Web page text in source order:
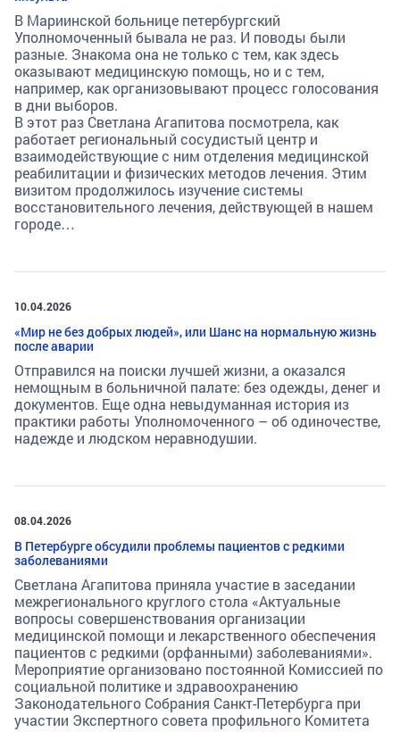
В Мариинской больнице петербургский
Уполномоченный бывала не раз. И поводы были
разные. Знакома она не только с тем, как здесь
оказывают медицинскую помощь, но и с тем,
например, как организовывают процесс голосования
в дни выборов.
В этот раз Светлана Агапитова посмотрела, как
работает региональный сосудистый центр и
взаимодействующие с ним отделения медицинской
реабилитации и физических методов лечения. Этим
визитом продолжилось изучение системы
восстановительного лечения, действующей в нашем
городе…
10.04.2026
«Мир не без добрых людей», или Шанс на нормальную жизнь
после аварии
Отправился на поиски лучшей жизни, а оказался
немощным в больничной палате: без одежды, денег и
документов. Еще одна невыдуманная история из
практики работы Уполномоченного – об одиночестве,
надежде и людском неравнодушии.
08.04.2026
В Петербурге обсудили проблемы пациентов с редкими
заболеваниями
Светлана Агапитова приняла участие в заседании
межрегионального круглого стола «Актуальные
вопросы совершенствования организации
медицинской помощи и лекарственного обеспечения
пациентов с редкими (орфанными) заболеваниями».
Мероприятие организовано постоянной Комиссией по
социальной политике и здравоохранению
Законодательного Собрания Санкт-Петербурга при
участии Экспертного совета профильного Комитета